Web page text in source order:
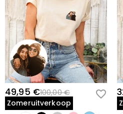
49,95 €100,00 €
Zomeruitverkoop